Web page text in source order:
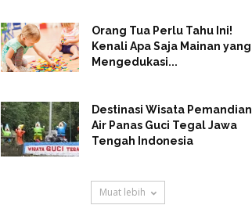
Orang Tua Perlu Tahu Ini!
Kenali Apa Saja Mainan yang
Mengedukasi...
Destinasi Wisata Pemandian
Air Panas Guci Tegal Jawa
Tengah Indonesia
Muat lebih